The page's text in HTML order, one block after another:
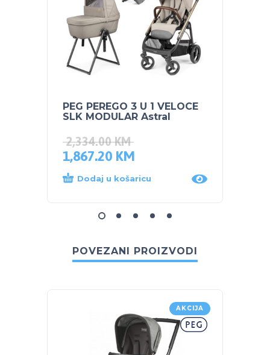
PEG PEREGO 3 U 1 VELOCE
SLK MODULAR Astral
2,334.00KM
1,867.20 KM
Dodaj u košaricu
POVEZANI PROIZVODI
AKCIJA